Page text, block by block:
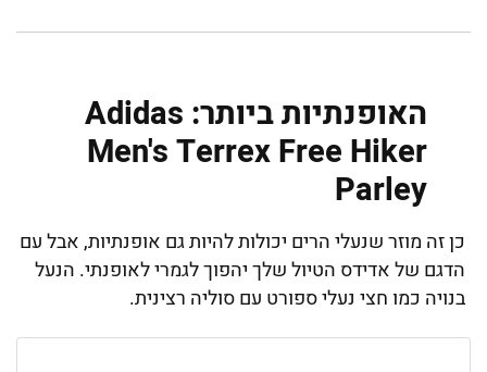
האופנתיות ביותר: Adidas
Men's Terrex Free Hiker
Parley
כן זה מוזר שנעלי הרים יכולות להיות גם אופנתיות, אבל עם
הדגם של אדידס הטיול שלך יהפוך לגמרי לאופנתי. הנעל
בנויה כמו חצי נעלי ספורט עם סוליה רצינית.